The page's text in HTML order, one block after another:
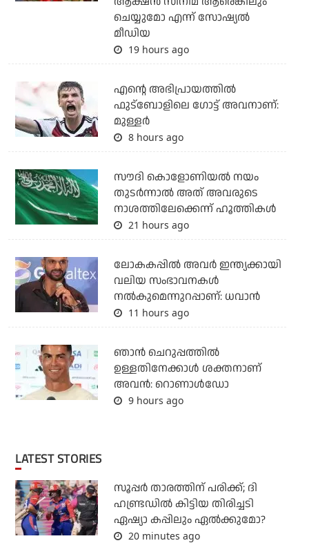
ചെയ്യുമോ എന്ന് സോഷ്യല്‍
മീഡിയ
19 hours ago
എന്റെ അഭിപ്രായത്തില്‍
ഫുട്‌ബോളിലെ ഗോട്ട് അവനാണ്:
മുള്ളര്‍
8 hours ago
സൗദി കൊളോണിയല്‍ നയം
തുടര്‍ന്നാല്‍ അത് അവരുടെ
നാശത്തിലേക്കെന്ന് ഹൂത്തികള്‍
21 hours ago
ലോകകപ്പിൽ അവര്‍ ഇന്ത്യക്കായി
വലിയ സംഭാവനകള്‍
നല്‍കുമെന്നുറപ്പാണ്: ധവാന്‍
11 hours ago
ഞാന്‍ ചെറുപ്പത്തില്‍
ഉള്ളതിനേക്കാള്‍ ശക്തനാണ്
അവന്‍: റൊണാള്‍ഡോ
9 hours ago
LATEST STORIES
സൂപ്പര്‍ താരത്തിന് പരിക്ക്; ദി
ഹണ്ട്രഡില്‍ കിട്ടിയ തിരിച്ചടി
ഏഷ്യാ കപ്പിലും ഏല്‍ക്കുമോ?
20 minutes ago